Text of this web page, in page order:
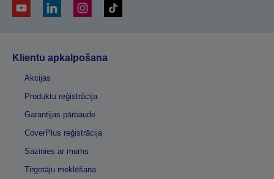
Klientu apkalpošana
Akcijas
Produktu reģistrācija
Garantijas pārbaude
CoverPlus reģistrācija
Sazinies ar mums
Tirgotāju meklēšana